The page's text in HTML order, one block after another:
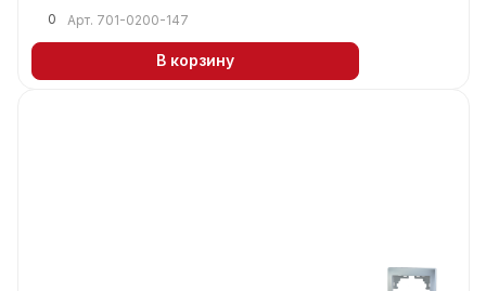
0 Арт. 701-0200-147
В корзину